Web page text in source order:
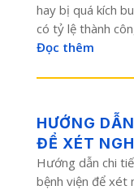
hay bị quá kích
có tỷ lệ thành
Đọc thêm
HƯỚNG
ĐỂ XÉT
Hướng dẫn chi
bệnh viện để xét